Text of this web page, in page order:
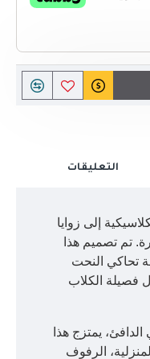
التعليقات
إلى زوايا
تم تصميم هذا
تحاكي النحت
فصيلة الكلاب
يمتزج هذا
الرفوف